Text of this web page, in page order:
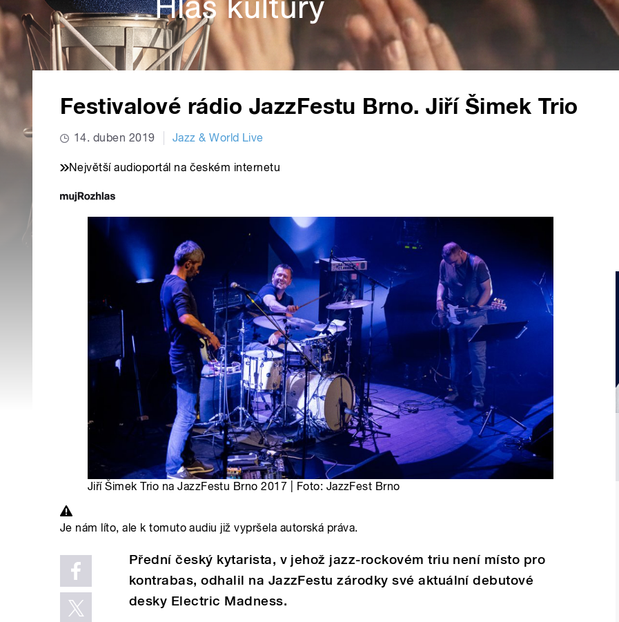
Festivalové rádio JazzFestu Brno. Jiří Šimek Trio
14. duben 2019 Jazz & World Live
Největší audioportál na českém internetu
Jiří Šimek Trio na JazzFestu Brno 2017 | Foto: JazzFest Brno
Je nám líto, ale k tomuto audiu již vypršela autorská práva.
Přední český kytarista, v jehož jazz-rockovém triu není místo pro
kontrabas, odhalil na JazzFestu zárodky své aktuální debutové
desky Electric Madness.